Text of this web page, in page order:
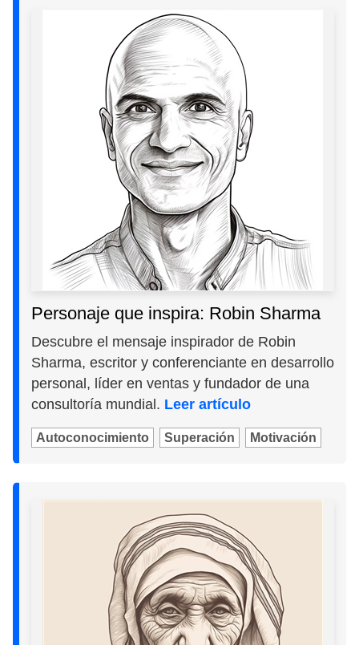
Personaje que inspira: Robin Sharma
Descubre el mensaje inspirador de Robin
Sharma, escritor y conferenciante en desarrollo
personal, líder en ventas y fundador de una
consultoría mundial. Leer artículo
Autoconocimiento Superación Motivación